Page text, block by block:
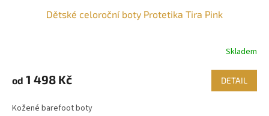
Dětské celoroční boty Protetika Tira Pink
Skladem
od 1 498 Kč DETAIL
Kožené barefoot boty